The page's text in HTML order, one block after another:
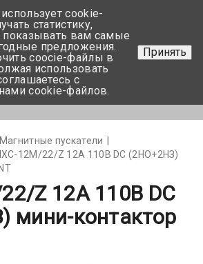
+375 17-350-99-56
+375 44-752-82-08
Задать вопрос
Магнитные пускатели
12M/22/Z 12A 110В DC (2НО+2НЗ)
Z 12A 110В DC
мини-контактор
cookie-
статистику,
показывать вам самые
предложения.
coocie-файлы в
использовать
с
cookie-файлов.
Принять